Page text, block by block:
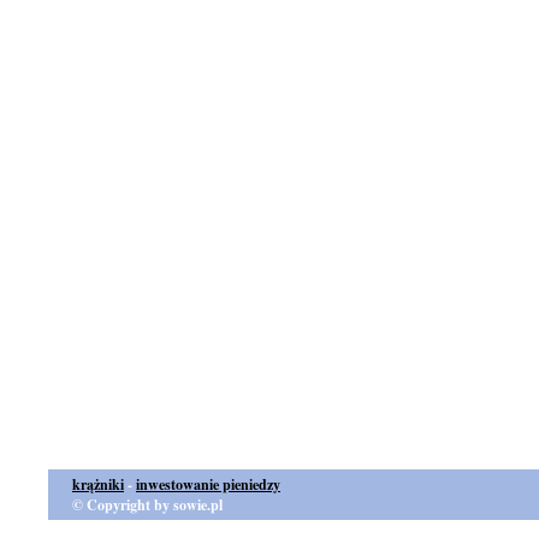
krążniki-inwestowanie pieniedzy
© Copyright by sowie.pl